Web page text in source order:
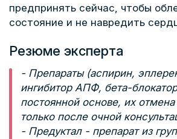
предпринять сейчас, чтобы
состояние и не навредить
Резюме эксперта
- Препараты (аспирин,
ингибитор АПФ, бета-
постоянной основе, их
только после очной
- Предуктал - препарат из